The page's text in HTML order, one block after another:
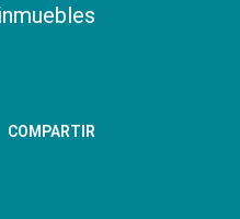
COMPARTIR